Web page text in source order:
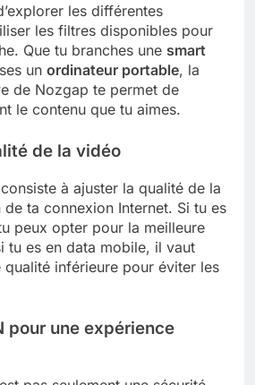
les différentes
les filtres disponibles pour
Que tu branches une smart
un ordinateur portable, la
de Nozgap te permet de
le contenu que tu aimes.
de la vidéo
à ajuster la qualité de la
ta connexion Internet. Si tu es
peux opter pour la meilleure
tu es en data mobile, il vaut
qualité inférieure pour éviter les
pour une expérience